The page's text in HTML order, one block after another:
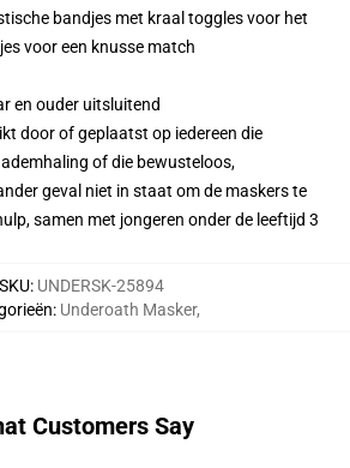
bandjes met kraal toggles voor het
voor een knusse match
en ouder uitsluitend
door of geplaatst op iedereen die
of die bewusteloos,
geval niet in staat om de maskers te
samen met jongeren onder de leeftijd 3
SKU: UNDERSK-25894
: Underoath Masker,
Customers Say